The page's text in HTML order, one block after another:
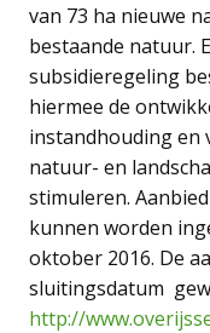
van 73 ha nieuwe
bestaande natuur.
subsidieregeling
hiermee de
instandhouding en
natuur- en
stimuleren.
kunnen worden
oktober 2016. De
sluitingsdatum
http://